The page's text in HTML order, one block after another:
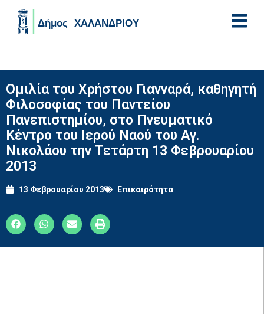
Ομιλία του Χρήστου Γιανναρά, καθηγητή
Φιλοσοφίας του Παντείου
Πανεπιστημίου, στο Πνευματικό
Κέντρο του Ιερού Ναού του Αγ.
Νικολάου την Τετάρτη 13 Φεβρουαρίου
2013
13 Φεβρουαρίου 2013 Επικαιρότητα